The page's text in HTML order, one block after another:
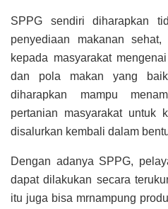
SPPG sendiri diharapkan
penyediaan makanan
kepada masyarakat
dan pola makan yang
diharapkan mampu
pertanian masyarakat untuk
disalurkan kembali dalam
Dengan adanya SPPG,
dapat dilakukan secara
itu juga bisa mrnampung